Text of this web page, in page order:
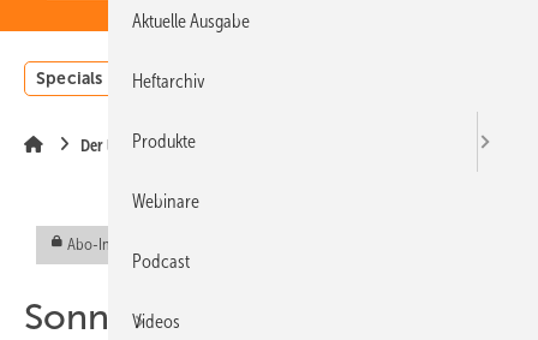
Specials Einstrahlungsatlas
Der letzte Schrei
Abo-Inhalt
Sonnenstr om für die
Aktuelle Ausgabe
Heftarchiv
Produkte
Webinare
Podcast
Videos